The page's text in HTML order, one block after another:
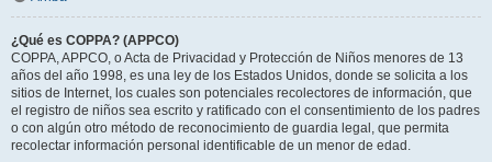
¿Qué es COPPA? (APPCO)
COPPA, APPCO, o Acta de Privacidad y Protección de Niños menores de 13
años del año 1998, es una ley de los Estados Unidos, donde se solicita a los
sitios de Internet, los cuales son potenciales recolectores de información, que
el registro de niños sea escrito y ratificado con el consentimiento de los padres
o con algún otro método de reconocimiento de guardia legal, que permita
recolectar información personal identificable de un menor de edad.